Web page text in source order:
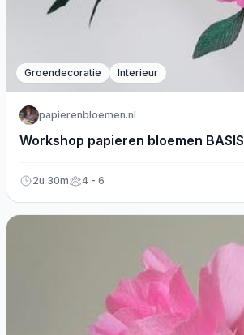
Groendecoratie Interieur
papierenbloemen.nl
Workshop papieren bloemen BASIS
2u 30m 4 - 6